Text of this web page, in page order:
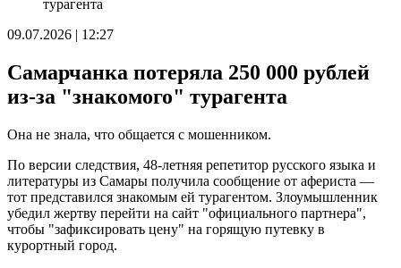
"Акрон" вничью сыграл с "Локомотивом" в третьем туре РПЛ
Вячеслав Федорищев поздравил "Волонтёров-медиков" с
08.08.2026 | 21:07
Есть погибшие: в Ставропольском районе столкнулись две
моторные лодки
Вячеслав Федорищев – в топ-3 губернаторов по количеству
08.08.2026 | 20:01
Состав ХК ЦСК ВВС пополнили два нападающих
08.08.2026 | 19:39
Вячеслав Федорищев: "В Самарской области сильные,
спортивные и талантливые люди"
08.08.2026 | 19:11
турагента
09.07.2026 | 12:27
Самарчанка потеряла 250 000 рублей
из-за "знакомого" турагента
Она не знала, что общается с мошенником.
По версии следствия, 48-летняя репетитор русского языка и
литературы из Самары получила сообщение от афериста —
тот представился знакомым ей турагентом. Злоумышленник
убедил жертву перейти на сайт "официального партнера",
чтобы "зафиксировать цену" на горящую путевку в
курортный город.